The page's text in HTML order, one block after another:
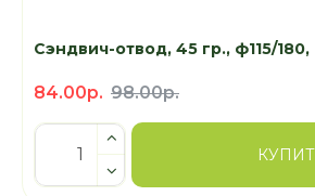
Сэндвич-отвод, 45 гр., ф115/180,
84.00р. 98.00р.